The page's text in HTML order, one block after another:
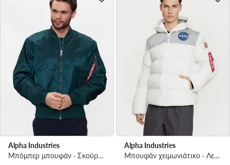
Alpha Industries
Μπόμπερ μπουφάν · Σκούρο μπλε
Alpha Industries
Μπουφάν χειμωνιάτικο · Λευκό